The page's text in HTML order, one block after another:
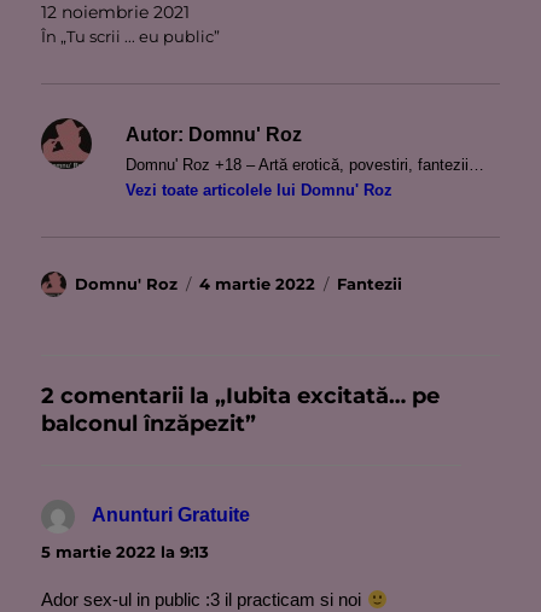
12 noiembrie 2021
În „Tu scrii ... eu public”
Autor: Domnu' Roz
Domnu' Roz +18 – Artă erotică, povestiri, fantezii…
Vezi toate articolele lui Domnu' Roz
Autor
Domnu' Roz
Publicat
4 martie 2022 Categorii
Fantezii
2 comentarii la „Iubita excitată… pe
balconul înzăpezit”
Anunturi Gratuite
5 martie 2022 la 9:13
Ador sex-ul in public :3 il practicam si noi